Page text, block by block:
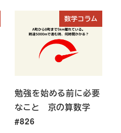
数学コラム
勉強を始める前に必要
なこと 京の算数学
#826